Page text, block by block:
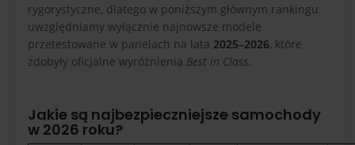
rygorystyczne, dlatego w poniższym głównym rankingu
uwzględniamy wyłącznie najnowsze modele
przetestowane w panelach na lata 2025–2026, które
zdobyły oficjalne wyróżnienia Best in Class.
Jakie są najbezpieczniejsze samochody
w 2026 roku?